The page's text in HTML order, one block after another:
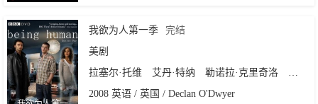
我欲为人第一季
完结
美剧
拉塞尔·托维
艾丹·特纳 勒诺拉·克里奇洛
西妮
2008 英语 / 英国 / Declan O'Dwyer